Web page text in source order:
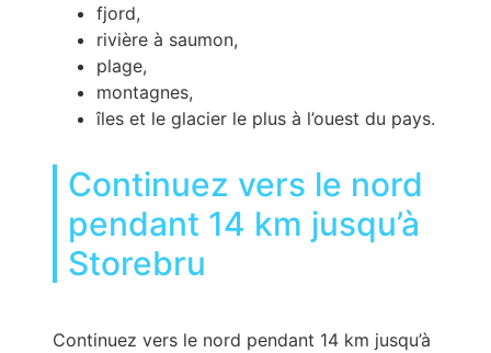
fjord,
rivière à saumon,
plage,
montagnes,
îles et le glacier le plus à l’ouest du pays.
Continuez vers le nord
pendant 14 km jusqu’à
Storebru
Continuez vers le nord pendant 14 km jusqu’à